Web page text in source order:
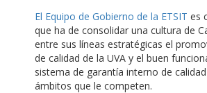
El Equipo de Gobierno de la ETSIT es
que ha de consolidar una cultura de
entre sus líneas estratégicas el
de calidad de la UVA y el buen
sistema de garantía interno de
ámbitos que le competen.